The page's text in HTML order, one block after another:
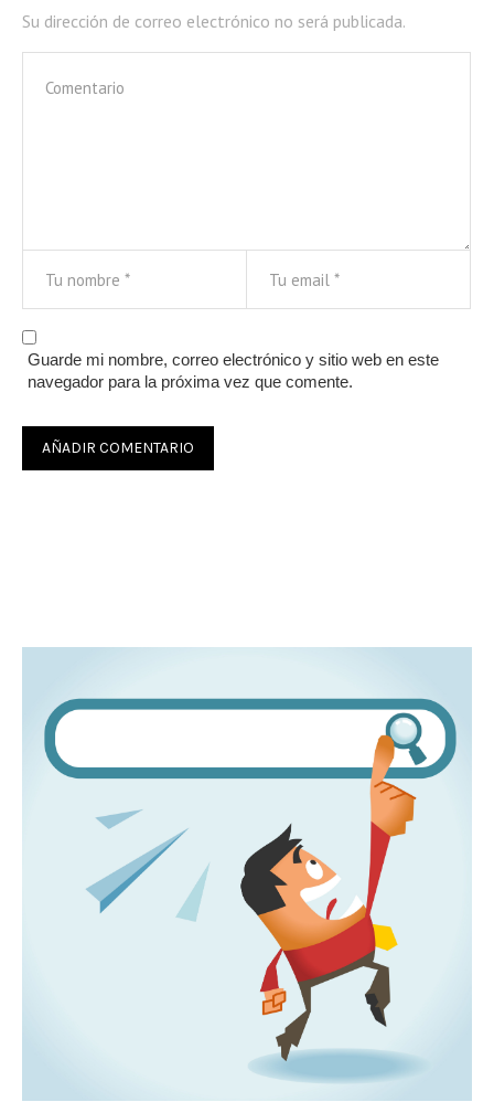
Su dirección de correo electrónico no será publicada.
Guarde mi nombre, correo electrónico y sitio web en este
navegador para la próxima vez que comente.